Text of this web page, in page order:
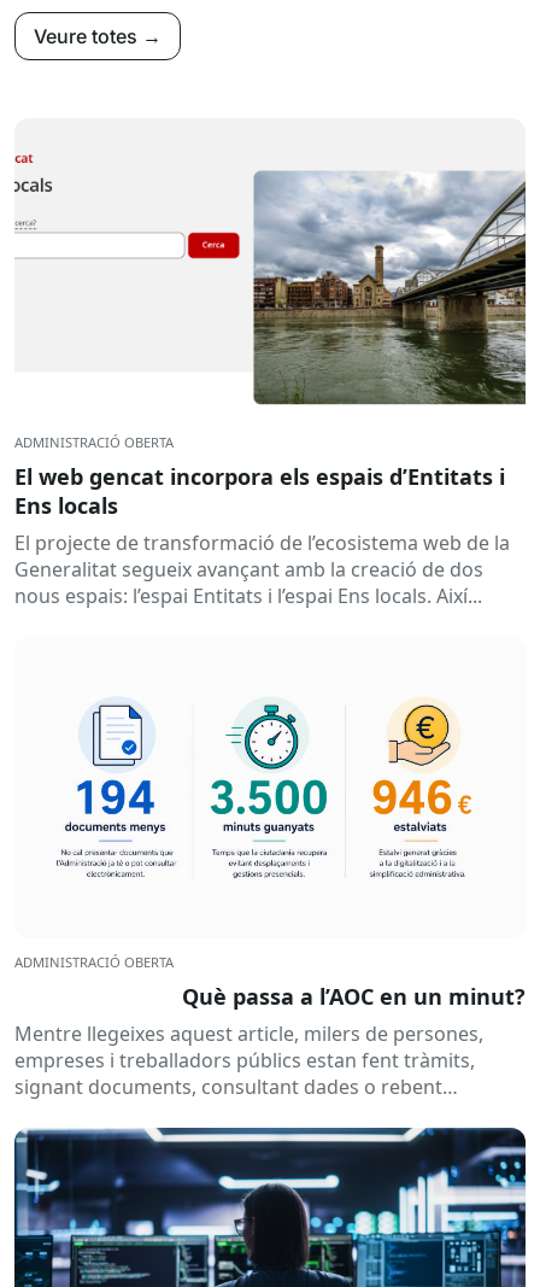
Veure totes →
ADMINISTRACIÓ OBERTA
El web gencat incorpora els espais d’Entitats i
Ens locals
El projecte de transformació de l’ecosistema web de la
Generalitat segueix avançant amb la creació de dos
nous espais: l’espai Entitats i l’espai Ens locals. Així...
ADMINISTRACIÓ OBERTA
Què passa a l’AOC en un minut?
Mentre llegeixes aquest article, milers de persones,
empreses i treballadors públics estan fent tràmits,
signant documents, consultant dades o rebent
habitualment...